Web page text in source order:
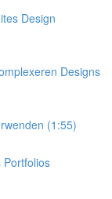
Design
Designs
(1:55)
Portfolios